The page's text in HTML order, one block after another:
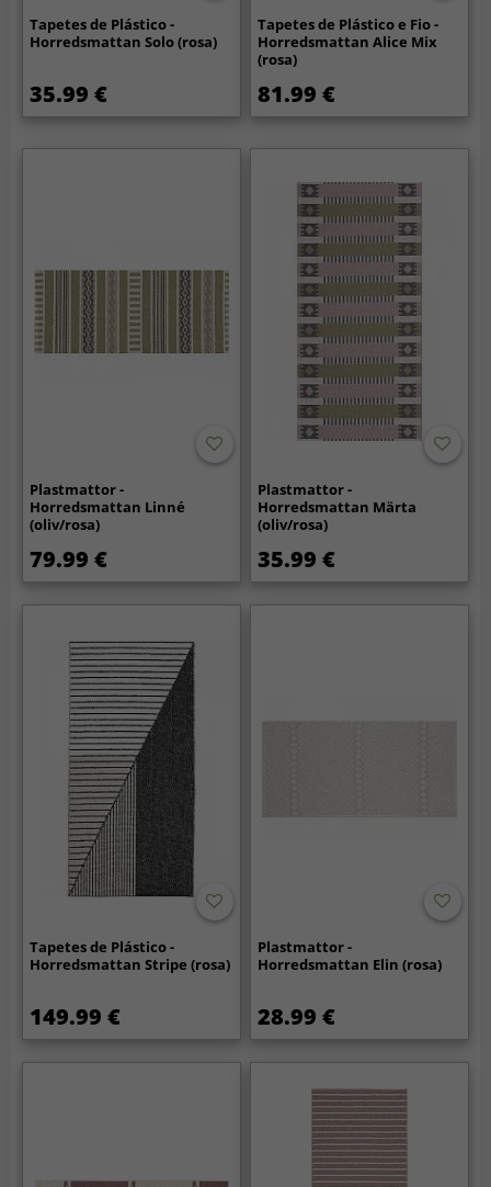
Tapetes de Plástico -
Horredsmattan Solo (rosa)
35.99 €
Tapetes de Plástico e Fio -
Horredsmattan Alice Mix
(rosa)
81.99 €
Plastmattor -
Horredsmattan Linné
(oliv/rosa)
79.99 €
Plastmattor -
Horredsmattan Märta
(oliv/rosa)
35.99 €
Tapetes de Plástico -
Horredsmattan Stripe (rosa)
149.99 €
Plastmattor -
Horredsmattan Elin (rosa)
28.99 €